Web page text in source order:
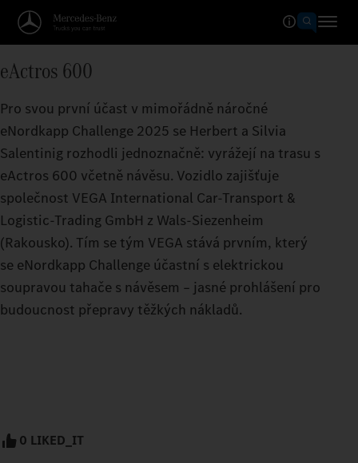
eActros 600
Pro svou první účast v mimořádně náročné
eNordkapp Challenge 2025 se Herbert a Silvia
Salentinig rozhodli jednoznačně: vyrážejí na trasu s
eActros 600 včetně návěsu. Vozidlo zajišťuje
společnost VEGA International Car-Transport &
Logistic-Trading GmbH z Wals-Siezenheim
(Rakousko). Tím se tým VEGA stává prvním, který
se eNordkapp Challenge účastní s elektrickou
soupravou tahače s návěsem – jasné prohlášení pro
budoucnost přepravy těžkých nákladů.
0 LIKED_IT